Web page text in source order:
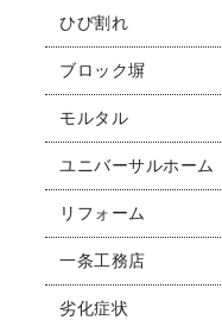
ひび割れ
ブロック塀
モルタル
ユニバーサルホーム
リフォーム
一条工務店
劣化症状